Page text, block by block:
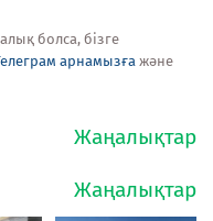
болса, бізге
арнамызға және